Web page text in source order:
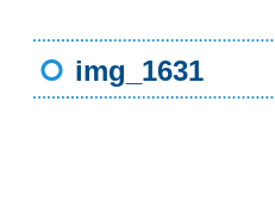
img_1631